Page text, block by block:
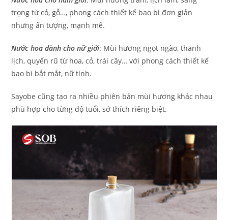
trọng từ cỏ, gỗ…, phong cách thiết kế bao bì đơn giản
nhưng ấn tượng, mạnh mẽ.
Nước hoa dành cho nữ giới: Mùi hương ngọt ngào, thanh
lịch, quyến rũ từ hoa, cỏ, trái cây… với phong cách thiết kế
bao bì bắt mắt, nữ tính.
Sayobe cũng tạo ra nhiều phiên bản mùi hương khác nhau
phù hợp cho từng độ tuổi, sở thích riêng biệt.